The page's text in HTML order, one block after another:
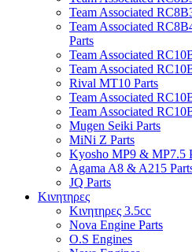
Team Associated
Team Associated
Parts
Team Associated
Team Associated
Rival MT10 Parts
Team Associated
Team Associated
Mugen Seiki Parts
MiNi Z Parts
Kyosho MP9 & MP7.5
Agama A8 & A215
JQ Parts
Κινητηρες
Κινητηρες 3.5cc
Nova Engine Parts
O.S Engines